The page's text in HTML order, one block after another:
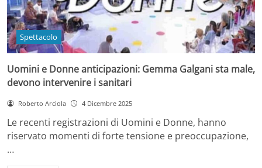
Spettacolo
Uomini e Donne anticipazioni: Gemma Galgani sta male,
devono intervenire i sanitari
Roberto Arciola 4 Dicembre 2025
Le recenti registrazioni di Uomini e Donne, hanno
riservato momenti di forte tensione e preoccupazione,
…